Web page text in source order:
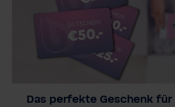
Das perfekte Geschenk für